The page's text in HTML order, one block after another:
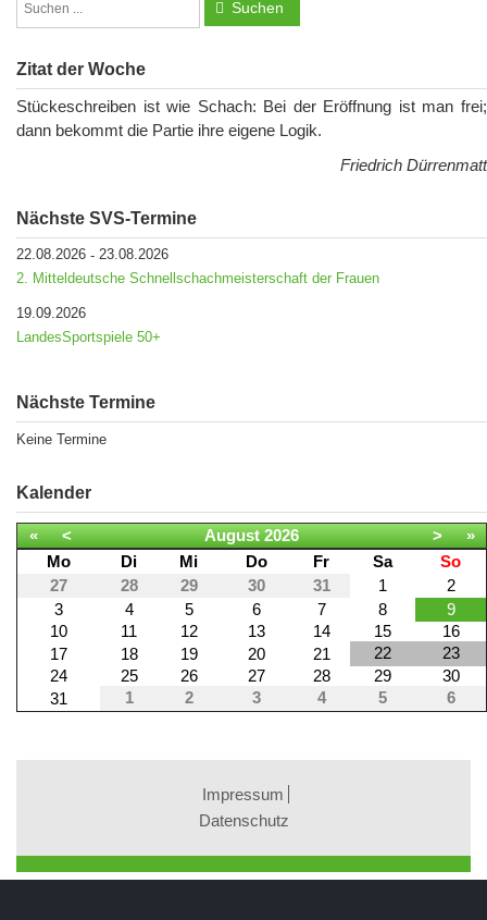
Suchen
Zitat der Woche
Stückeschreiben ist wie Schach: Bei der Eröffnung ist man frei;
dann bekommt die Partie ihre eigene Logik.
Friedrich Dürrenmatt
Nächste SVS-Termine
22.08.2026 - 23.08.2026
2. Mitteldeutsche Schnellschachmeisterschaft der Frauen
19.09.2026
LandesSportspiele 50+
Nächste Termine
Keine Termine
Kalender
« < August 2026 >
»
Mo
Di Mi Do Fr Sa
So
27
28 29 30 31 1
2
3
4 5 6 7 8
9
10
11 12 13 14 15
16
17
18 19 20 21 22
23
24
25 26 27 28 29
30
31
1 2 3 4 5 6
Impressum
Datenschutz